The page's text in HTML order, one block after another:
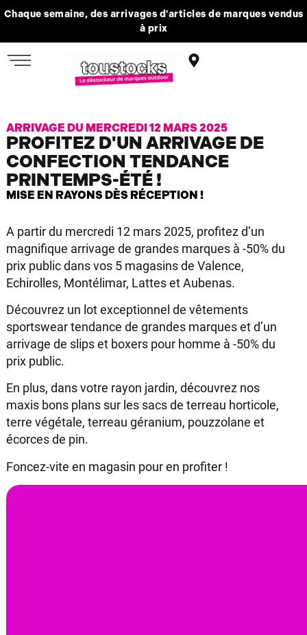
Chaque semaine, des arrivages d'articles de marques vendus
à prix
ARRIVAGE DU MERCREDI 12 MARS 2025
PROFITEZ D'UN ARRIVAGE DE
CONFECTION TENDANCE
PRINTEMPS-ÉTÉ !
MISE EN RAYONS DÈS RÉCEPTION !
A partir du mercredi 12 mars 2025, profitez d’un
magnifique arrivage de grandes marques à -50% du
prix public dans vos 5 magasins de Valence,
Echirolles, Montélimar, Lattes et Aubenas.
Découvrez un lot exceptionnel de vêtements
sportswear tendance de grandes marques et d’un
arrivage de slips et boxers pour homme à -50% du
prix public.
En plus, dans votre rayon jardin, découvrez nos
maxis bons plans sur les sacs de terreau horticole,
terre végétale, terreau géranium, pouzzolane et
écorces de pin.
Foncez-vite en magasin pour en profiter !